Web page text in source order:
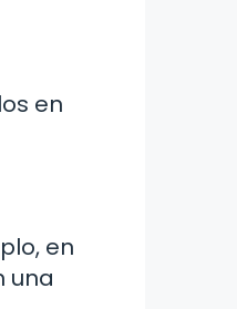
en
en
una